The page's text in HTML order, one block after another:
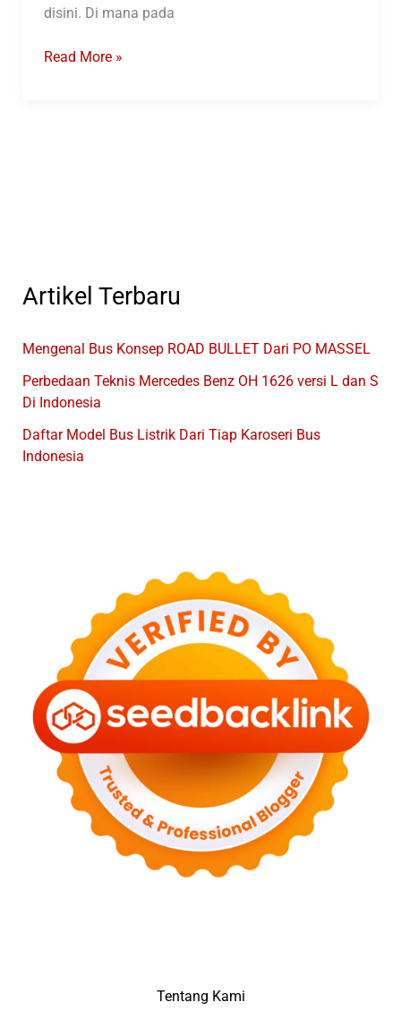
disini. Di mana pada
Ini
Read More »
Artikel Terbaru
Mengenal Bus Konsep ROAD BULLET Dari PO MASSEL
Perbedaan Teknis Mercedes Benz OH 1626 versi L dan S
Di Indonesia
Daftar Model Bus Listrik Dari Tiap Karoseri Bus
Indonesia
Tentang Kami